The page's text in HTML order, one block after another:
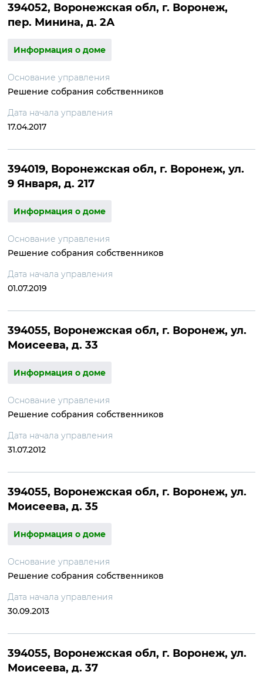
394052, Воронежская обл, г. Воронеж,
пер. Минина, д. 2А
Информация о доме
Основание управления
Решение собрания собственников
Дата начала управления
17.04.2017
394019, Воронежская обл, г. Воронеж, ул.
9 Января, д. 217
Информация о доме
Основание управления
Решение собрания собственников
Дата начала управления
01.07.2019
394055, Воронежская обл, г. Воронеж, ул.
Моисеева, д. 33
Информация о доме
Основание управления
Решение собрания собственников
Дата начала управления
31.07.2012
394055, Воронежская обл, г. Воронеж, ул.
Моисеева, д. 35
Информация о доме
Основание управления
Решение собрания собственников
Дата начала управления
30.09.2013
394055, Воронежская обл, г. Воронеж, ул.
Моисеева, д. 37